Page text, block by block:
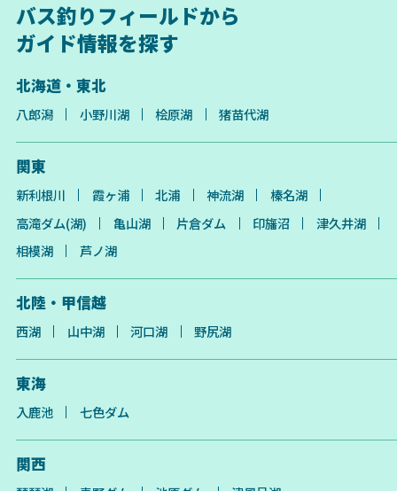
バス釣りフィールドから
ガイド情報を探す
北海道・東北
八郎潟 小野川湖 桧原湖 猪苗代湖
関東
新利根川 霞ヶ浦 北浦 神流湖
榛名湖
高滝ダム(湖)
亀山湖 片倉ダム 印旛沼
津久井湖
相模湖
芦ノ湖
北陸・甲信越
西湖 山中湖 河口湖 野尻湖
東海
入鹿池 七色ダム
関西